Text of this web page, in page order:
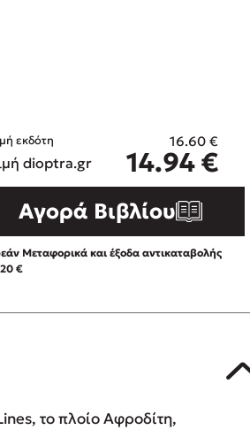
Baccalario
Ιμπραχήμ
εκδότη 16.60 €
dioptra.gr 14.94€
Αγορά Βιβλίου
Μεταφορικά και έξοδα αντικαταβολής
€
το πλοίο Αφροδίτη,